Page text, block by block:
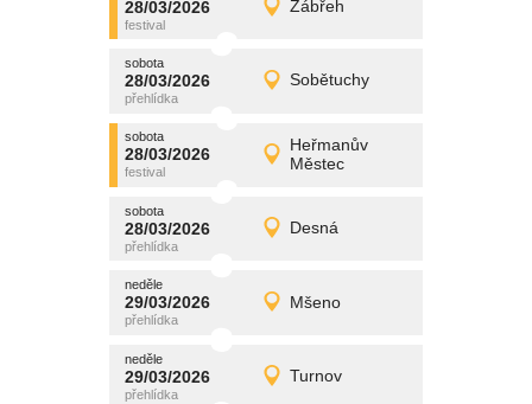
28/03/2026 Zábřeh
sobota
28/03/2026 Detail
sobota
28/03/2026 Sobětuchy
sobota
28/03/2026 Detail
promítání
sobota
28/03/2026
Heřmanův
Městec
sobota
28/03/2026 Detail
promítání
sobota
28/03/2026 Desná
sobota
28/03/2026 Detail
promítání
neděle
29/03/2026 Mšeno
neděle
29/03/2026 Detail
promítání
neděle
29/03/2026 Turnov
neděle
29/03/2026 Detail
promítání